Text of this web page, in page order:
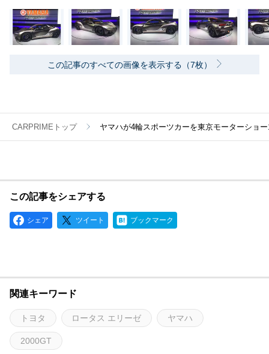
この記事のすべての画像を表示する（7枚）
CARPRIMEトップ ヤマハが4輪スポーツカーを東京モーターショ
この記事をシェアする
シェア ツイート ブックマーク
関連キーワード
トヨタ ロータス エリーゼ ヤマハ
2000GT